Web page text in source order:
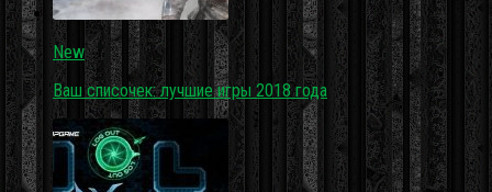
New
Ваш списочек: лучшие игры 2018 года